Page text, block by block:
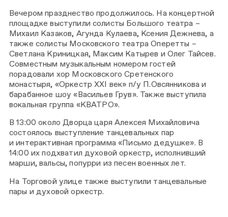
Вечером празднество продолжилось. На концертной
площадке выступили солисты Большого театра –
Михаил Казаков, Агунда Кулаева, Ксения Дежнева, а
также солисты Московского театра Оперетты –
Светлана Криницкая, Максим Катырев и Олег Тайсев.
Совместным музыкальным номером гостей
порадовали хор Московского Сретенского
монастыря, «Оркестр XXI век» п/у П.Овсянникова и
барабанное шоу «Васильев Грув». Также выступила
вокальная группа «КВАТРО».
В 13:00 около Дворца царя Алексея Михайловича
состоялось выступление танцевальных пар
и интерактивная программа «Письмо дедушке». В
14:00 их подхватил духовой оркестр, исполнивший
марши, вальсы, попурри из песен военных лет.
На Торговой улице также выступили танцевальные
пары и духовой оркестр.